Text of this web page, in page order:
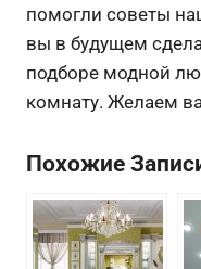
помогли советы
вы в будущем
подборе модной
комнату. Желаем
Похожие